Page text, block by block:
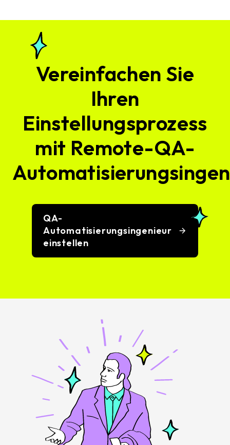
Vereinfachen Sie
Ihren
Einstellungsprozess
mit Remote-QA-
QA-
Automatisierungsingenieur
einstellen